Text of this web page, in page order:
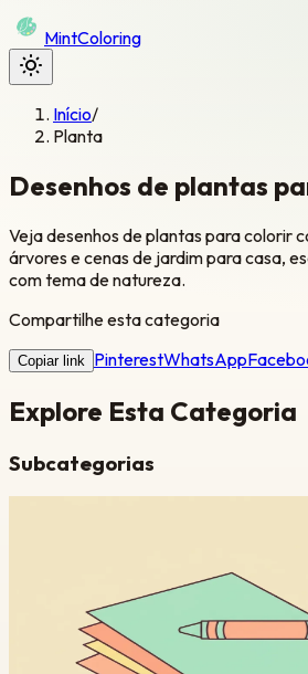
MintColoring
Início/
Planta
Desenhos de plantas
Veja desenhos de plantas para colorir
árvores e cenas de jardim para casa,
com tema de natureza.
Compartilhe esta categoria
Copiar link PinterestWhatsApp
Explore Esta Categoria
Subcategorias